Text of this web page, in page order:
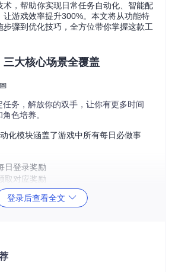
术，帮助你实现日常任务自动化、智能配
让游戏效率提升300%。本文将从功能特
步骤到优化技巧，全方位带你掌握这款工
大核心场景全覆盖
任务，解放你的双手，让你有更多时间
色培养。
化模块涵盖了游戏中所有每日必做事
日登录奖励
取对应奖励
，不错过任何一份福利
就奖励
：
登录后查看全文